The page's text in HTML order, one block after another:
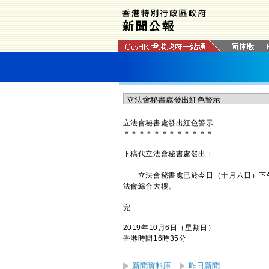
立法會秘書處發出紅色警示
＊ ＊ ＊ ＊ ＊ ＊ ＊ ＊ ＊ ＊ ＊ ＊
下稿代立法會秘書處發出：
立法會秘書處已於今日（十月六日）下‍
法會綜合大‍樓。
完
2019年10月6日（星期日）
香港時間16時35分
新聞資料庫 昨日新聞